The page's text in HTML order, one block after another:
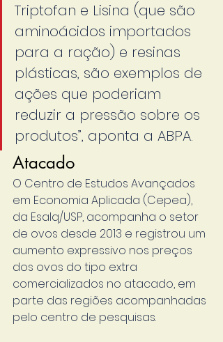
Triptofan e Lisina (que são
aminoácidos importados
para a ração) e resinas
plásticas, são exemplos de
ações que poderiam
reduzir a pressão sobre os
produtos”, aponta a ABPA.
Atacado
O Centro de Estudos Avançados
em Economia Aplicada (Cepea),
da Esalq/USP, acompanha o setor
de ovos desde 2013 e registrou um
aumento expressivo nos preços
dos ovos do tipo extra
comercializados no atacado, em
parte das regiões acompanhadas
pelo centro de pesquisas.